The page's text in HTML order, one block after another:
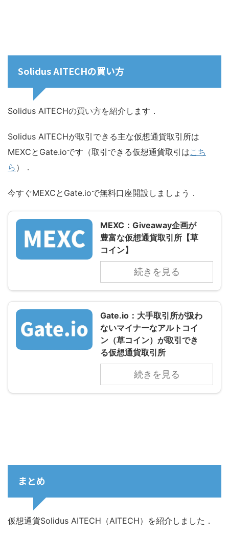
Solidus AITECHの買い方
Solidus AITECHの買い方を紹介します．
Solidus AITECHが取引できる主な仮想通貨取引所は
MEXCとGate.ioです（取引できる仮想通貨取引はこち
ら ）．
今すぐMEXCとGate.ioで無料口座開設しましょう．
MEXC：Giveaway企画が
豊富な仮想通貨取引所【草
コイン】
続きを見る
Gate.io：大手取引所が扱わ
ないマイナーなアルトコイ
ン（草コイン）が取引でき
る仮想通貨取引所
続きを見る
まとめ
仮想通貨Solidus AITECH（AITECH）を紹介しました．